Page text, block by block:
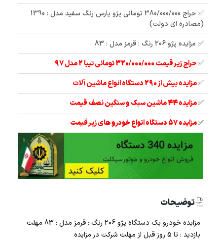
✅ حراج 380/000/000 تومانی پژو پارس رنگ سفید مدل : 1390
(مصادره ای دولت)
✅ مزایده پژو 206 رنگ : قرمز مدل : 83
✅حراج زیر قیمت 320/000/000 تومانی تیبا 2 مدل 97
✅مزایده بیش از 290 دستگاه انواع ماشین آلات
✅مزایده 44 ماشین سبک و سنگین نصف قیمت
✅مزایده 57 دستگاه انواع خودرو های زیر قیمت
توضیحات
مزایده خودرو یک دستگاه پژو 206 رنگ : قرمز مدل : 83 مهلت
بازدید : تا 5 روز قبل از مهلت شرکت در مزایده